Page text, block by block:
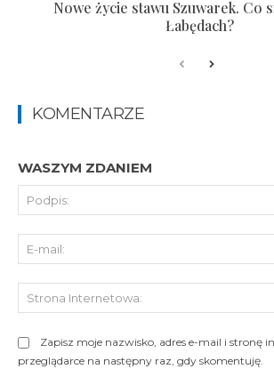
Nowe życie stawu Szuwarek. Co
Łabędach?
KOMENTARZE
WASZYM ZDANIEM
Zapisz moje nazwisko, adres e-mail i stronę
przeglądarce na następny raz, gdy skomentuję.